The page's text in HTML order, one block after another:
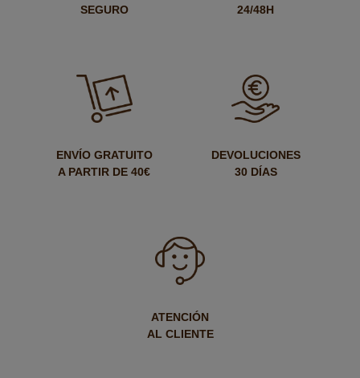
SEGURO
24/48H
ENVÍO GRATUITO
A PARTIR DE 40€
DEVOLUCIONES
30 DÍAS
ATENCIÓN
AL CLIENTE